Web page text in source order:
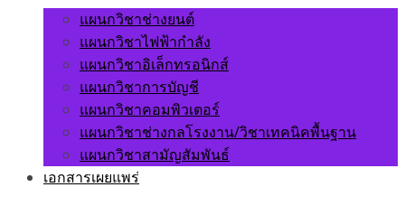
แผนกวิชาช่างยนต์
แผนกวิชาไฟฟ้ากำลัง
แผนกวิชาอิเล็กทรอนิกส์
แผนกวิชาการบัญชี
แผนกวิชาคอมพิวเตอร์
แผนกวิชาช่างกลโรงงาน/วิชาเทคนิคพื้นฐาน
แผนกวิชาสามัญสัมพันธ์
เอกสารเผยแพร่